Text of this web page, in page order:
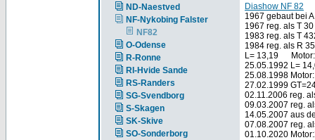
ND-Naestved
NF-Nykobing Falster
NF82
O-Odense
R-Ronne
RI-Hvide Sande
RS-Randers
SG-Svendborg
S-Skagen
SK-Skive
SO-Sonderborg
Diashow NF 82
1967 gebaut bei
1967 reg. als T
1983 reg. als T
1984 reg. als R
L= 13,19
25.05.1992 L=
25.08.1998
27.02.1999
02.11.2006 reg.
09.03.2007 reg.
14.05.2007 aus
07.08.2007 reg.
01.10.2020